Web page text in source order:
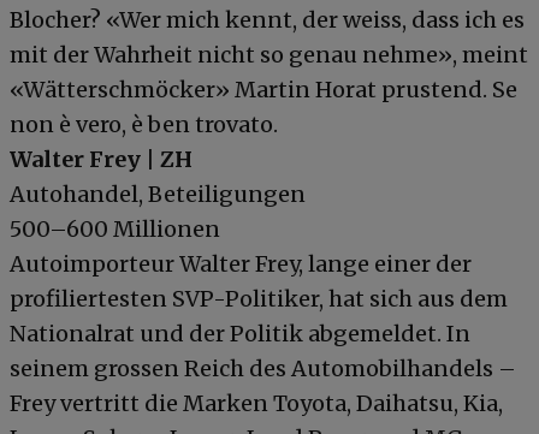
Blocher? «Wer mich kennt, der weiss, dass ich es
mit der Wahrheit nicht so genau nehme», meint
«Wätterschmöcker» Martin Horat prustend. Se
non è vero, è ben trovato.
Walter Frey | ZH
Autohandel, Beteiligungen
500–600 Millionen
Autoimporteur Walter Frey, lange einer der
profiliertesten SVP-Politiker, hat sich aus dem
Nationalrat und der Politik abgemeldet. In
seinem grossen Reich des Automobilhandels –
Frey vertritt die Marken Toyota, Daihatsu, Kia,